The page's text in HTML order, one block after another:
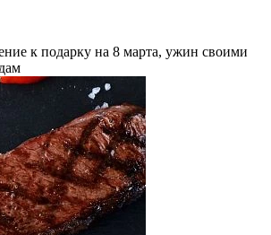
к подарку на 8 марта, ужин своими